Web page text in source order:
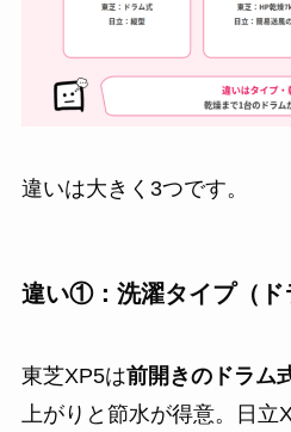
違いは大きく3つです。
違い①：洗濯タイプ（ド
東芝XP5は前開きのドラム
上がりと節水が得意。日立